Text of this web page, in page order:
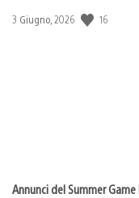
Data
3 Giugno, 2026 16
Annunci del Summer